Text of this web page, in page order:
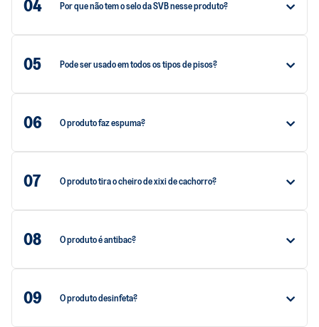
04 Por que não tem o selo da SVB nesse produto?
05 Pode ser usado em todos os tipos de pisos?
06 O produto faz espuma?
07 O produto tira o cheiro de xixi de cachorro?
08 O produto é antibac?
09 O produto desinfeta?